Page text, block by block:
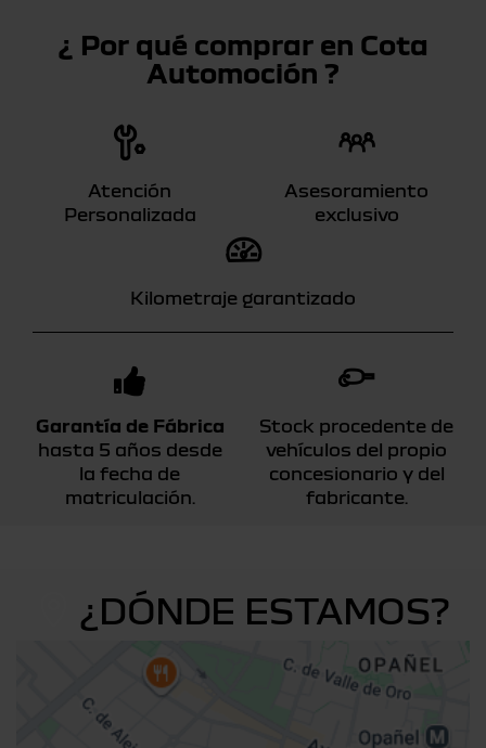
¿ Por qué comprar en Cota
Automoción ?
Atención
Personalizada
Asesoramiento
exclusivo
Kilometraje garantizado
Garantía de Fábrica
hasta 5 años desde
la fecha de
matriculación.
Stock procedente de
vehículos del propio
concesionario y del
fabricante.
¿DÓNDE ESTAMOS?